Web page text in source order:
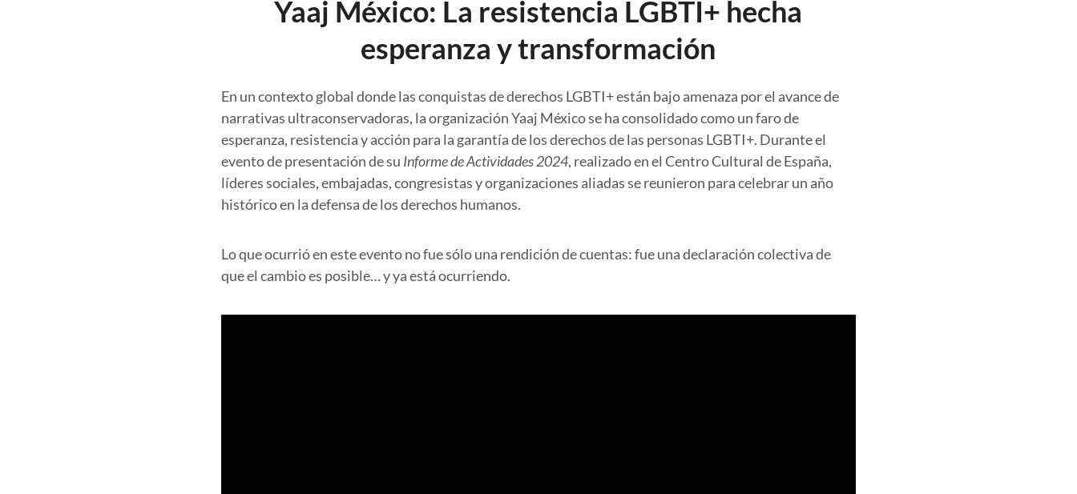
Yaaj México: La resistencia LGBTI+ hecha
esperanza y transformación
En un contexto global donde las conquistas de derechos LGBTI+ están bajo amenaza por el avance de
narrativas ultraconservadoras, la organización Yaaj México se ha consolidado como un faro de
esperanza, resistencia y acción para la garantía de los derechos de las personas LGBTI+. Durante el
evento de presentación de su Informe de Actividades 2024, realizado en el Centro Cultural de España,
líderes sociales, embajadas, congresistas y organizaciones aliadas se reunieron para celebrar un año
histórico en la defensa de los derechos humanos.
Lo que ocurrió en este evento no fue sólo una rendición de cuentas: fue una declaración colectiva de
que el cambio es posible… y ya está ocurriendo.